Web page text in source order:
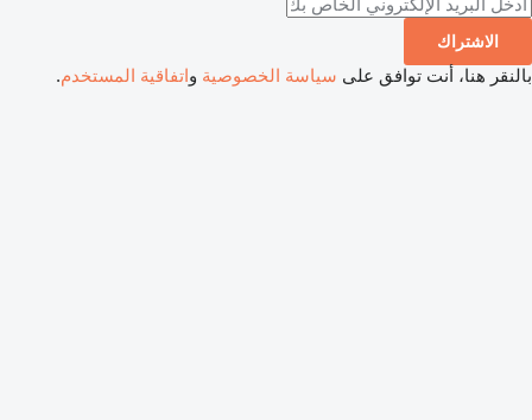
الاشتراك
بالنقر هنا، أنت توافق على سياسة الخصوصية واتفاقية المستخدم.